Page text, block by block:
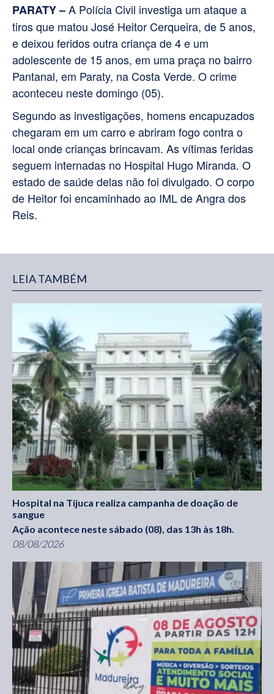
PARATY –A Polícia Civil investiga um ataque a
tiros que matou José Heitor Cerqueira, de 5 anos,
e deixou feridos outra criança de 4 e um
adolescente de 15 anos, em uma praça no bairro
Pantanal, em Paraty, na Costa Verde. O crime
aconteceu neste domingo (05).
Segundo as investigações, homens encapuzados
chegaram em um carro e abriram fogo contra o
local onde crianças brincavam. As vítimas feridas
seguem internadas no Hospital Hugo Miranda. O
estado de saúde delas não foi divulgado. O corpo
de Heitor foi encaminhado ao IML de Angra dos
Reis.
LEIA TAMBÉM
Hospital na Tijuca realiza campanha de doação de
sangue
Ação acontece neste sábado (08), das 13h às 18h.
08/08/2026